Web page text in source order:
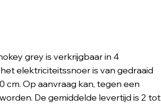
grey is verkrijgbaar in 4
elektriciteitssnoer is van gedraaid
cm. Op aanvraag kan, tegen een
De gemiddelde levertijd is 2 tot